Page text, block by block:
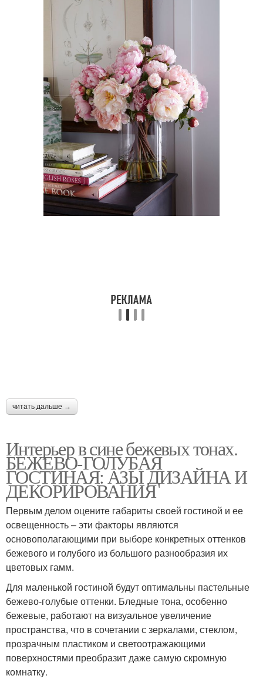
читать дальше →
Интерьер в сине бежевых тонах.
БЕЖЕВО-ГОЛУБАЯ
ГОСТИНАЯ: АЗЫ ДИЗАЙНА И
ДЕКОРИРОВАНИЯ
Первым делом оцените габариты своей гостиной и ее
освещенность – эти факторы являются
основополагающими при выборе конкретных оттенков
бежевого и голубого из большого разнообразия их
цветовых гамм.
Для маленькой гостиной будут оптимальны пастельные
бежево-голубые оттенки. Бледные тона, особенно
бежевые, работают на визуальное увеличение
пространства, что в сочетании с зеркалами, стеклом,
прозрачным пластиком и светоотражающими
поверхностями преобразит даже самую скромную
комнатку.